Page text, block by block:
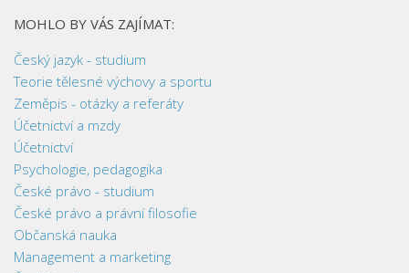
MOHLO BY VÁS ZAJÍMAT:
Český jazyk - studium
Teorie tělesné výchovy a sportu
Zeměpis - otázky a referáty
Účetnictví a mzdy
Účetnictví
Psychologie, pedagogika
České právo - studium
České právo a právní filosofie
Občanská nauka
Management a marketing